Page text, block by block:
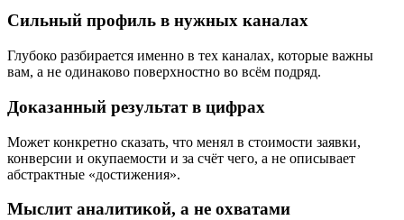
Сильный профиль в нужных каналах
Глубоко разбирается именно в тех каналах, которые важны
вам, а не одинаково поверхностно во всём подряд.
Доказанный результат в цифрах
Может конкретно сказать, что менял в стоимости заявки,
конверсии и окупаемости и за счёт чего, а не описывает
абстрактные «достижения».
Мыслит аналитикой, а не охватами